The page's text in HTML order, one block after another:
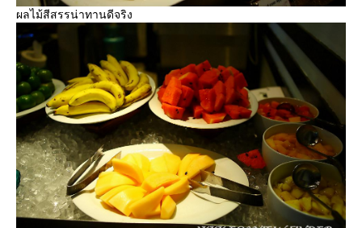
ผลไม้สีสรรน่าทานดีจริง